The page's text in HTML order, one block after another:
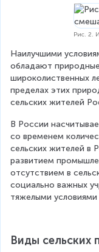
Рис. 2.
Наилучшими
обладают
широколиственных
пределах этих
сельских жителей
В России
со временем
сельских жителей в
развитием
отсутствием в
социально важных
тяжелыми
Виды сельских